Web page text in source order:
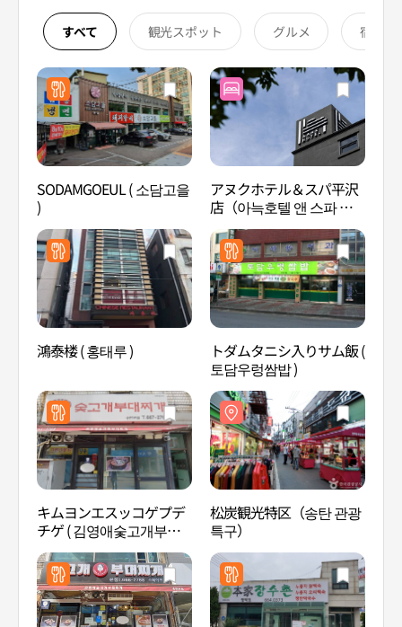
すべて 観光スポット グルメ 宿泊
SODAMGOEUL ( 소담고을
)
アヌクホテル＆スパ平沢
店（아늑호텔 앤 스파 평
택점）
鴻泰楼 ( 홍태루 )
トダムタニシ入りサム飯 (
토담우렁쌈밥 )
キムヨンエスッコゲプデ
チゲ ( 김영애숯고개부대
찌개 )
松炭観光特区（송탄 관광
특구）